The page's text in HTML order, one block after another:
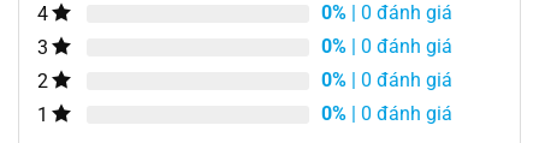
4
0% | 0 đánh giá
3
0% | 0 đánh giá
2
0% | 0 đánh giá
1
0% | 0 đánh giá